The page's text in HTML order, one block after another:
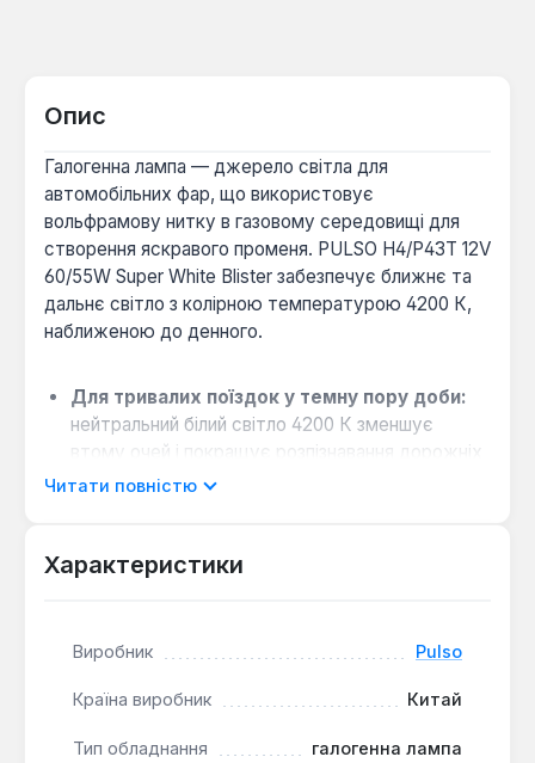
Опис
Галогенна лампа — джерело світла для
автомобільних фар, що використовує
вольфрамову нитку в газовому середовищі для
створення яскравого променя. PULSO H4/P43T 12V
60/55W Super White Blister забезпечує ближнє та
дальнє світло з колірною температурою 4200 К,
наближеною до денного.
Для тривалих поїздок у темну пору доби:
нейтральний білий світло 4200 К зменшує
втому очей і покращує розпізнавання дорожніх
знаків та розмітки на трасі.
проводки — потужність 60/55 Вт відповідає
Сумісність з більшістю легкових авто:
встановлюється без адаптерів чи додаткових
реле.
Читати повністю
Характеристики
Виробник Pulso
Країна виробник Китай
Тип обладнання галогенна лампа